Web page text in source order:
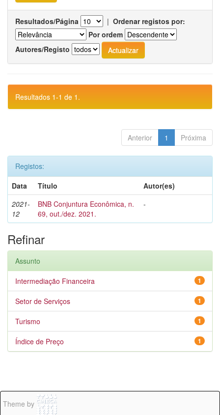
Resultados/Página | Ordenar registos por:
Por ordem
Autores/Registo
Resultados 1-1 de 1.
Anterior 1 Próxima
Registos:
Data
Título
Autor(es)
2021-
12
BNB Conjuntura Econômica, n.
69, out./dez. 2021.
-
Refinar
Assunto
1
Intermediação Financeira
1
Setor de Serviços
1
Turismo
1
Índice de Preço
Theme by